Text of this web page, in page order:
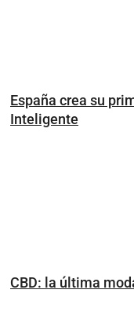
España crea su
Inteligente
CBD: la última